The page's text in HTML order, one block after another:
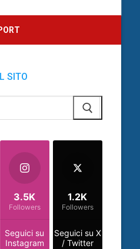
SITO
Seguici su
Instagram
3.5K
Followers
Seguici su X
/ Twitter
1.2K
Followers